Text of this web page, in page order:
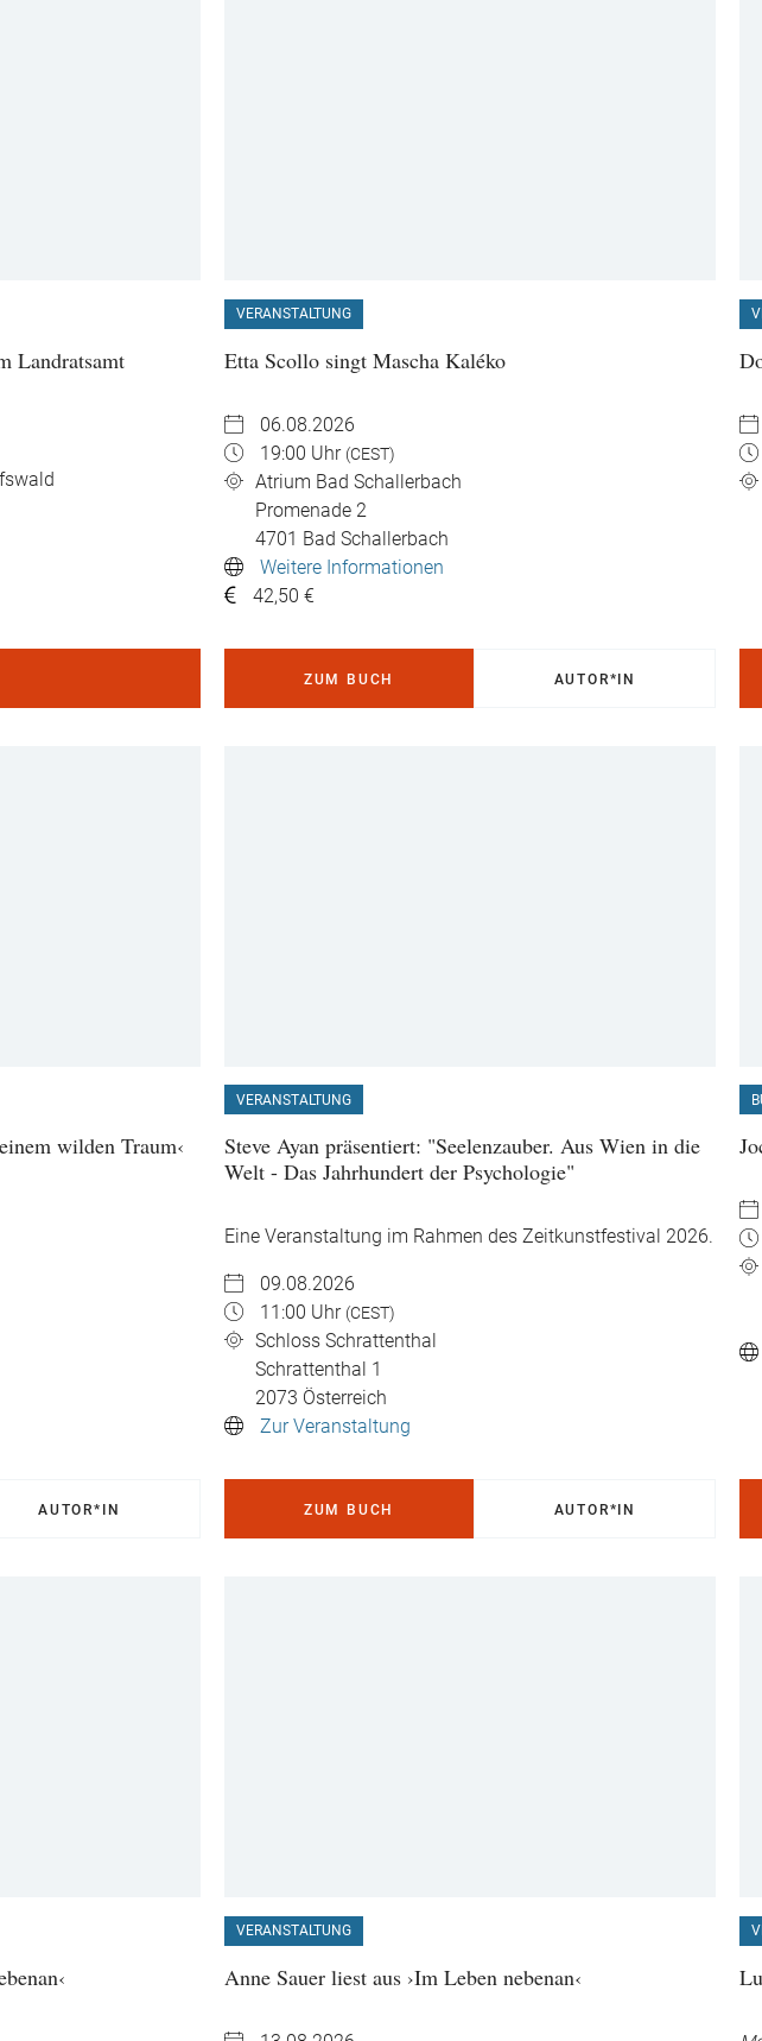
Landratsamt
VERANSTALTUNG
Etta Scollo singt Mascha Kaléko
06.08.2026
19:00 Uhr (CEST)
Atrium Bad Schallerbach
Promenade 2
4701 Bad Schallerbach
Weitere Informationen
42,50 €
ZUM BUCH AUTOR*IN
wilden Traum‹
AUTOR*IN
VERANSTALTUNG
Steve Ayan präsentiert: "Seelenzauber. Aus Wien in die
Welt - Das Jahrhundert der Psychologie"
Eine Veranstaltung im Rahmen des Zeitkunstfestival 2026.
09.08.2026
11:00 Uhr (CEST)
Schloss Schrattenthal
Schrattenthal 1
2073 Österreich
Zur Veranstaltung
ZUM BUCH AUTOR*IN
VERANSTALTUNG
Anne Sauer liest aus ›Im Leben nebenan‹